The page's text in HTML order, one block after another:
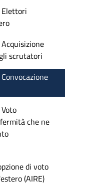
scrutatori
che ne
di voto
(AIRE)